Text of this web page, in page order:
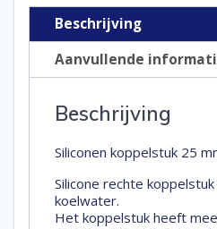
Beschrijving
Aanvullende
Beschrijving
Siliconen koppelstuk 25
Silicone rechte
koelwater.
Het koppelstuk heeft